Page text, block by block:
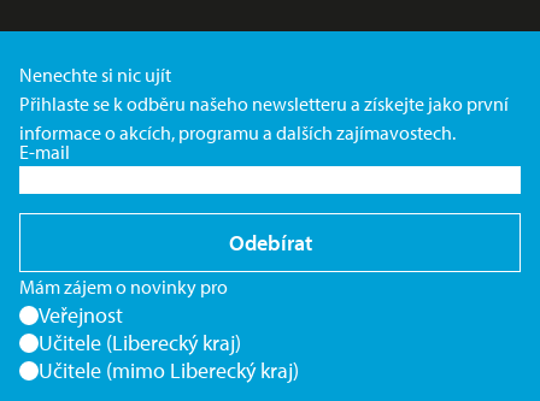
Nenechte si nic ujít
Přihlaste se k odběru našeho newsletteru a získejte jako první
informace o akcích, programu a dalších zajímavostech.
E-mail
Odebírat
Mám zájem o novinky pro
Veřejnost
Učitele (Liberecký kraj)
Učitele (mimo Liberecký kraj)